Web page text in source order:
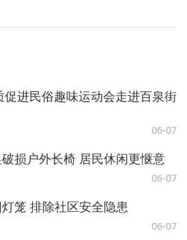
进民俗趣味运动会走进百泉街
06-07
损户外长椅 居民休闲更惬意
06-07
笼 排除社区安全隐患
06-07